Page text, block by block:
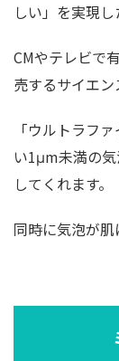
しい」を実現し
CMやテレビで
売するサイエン
「ウルトラフ
い1μm未満の
してくれます。
同時に気泡が肌